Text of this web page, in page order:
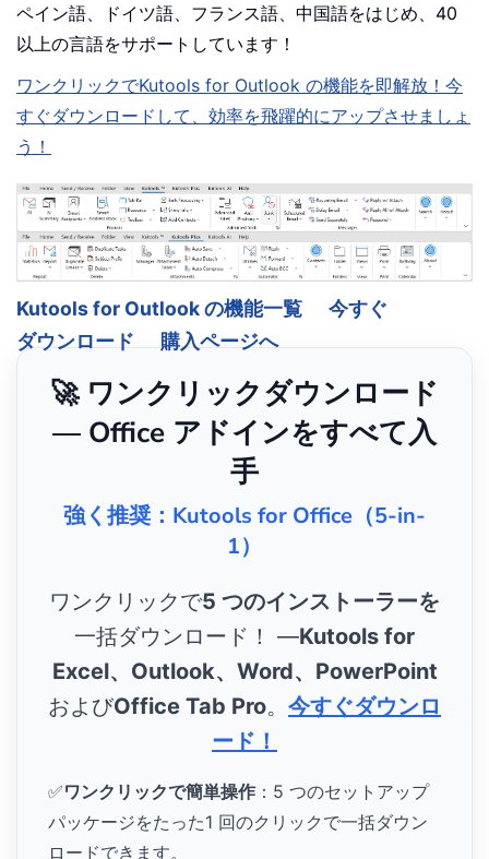
ペイン語、ドイツ語、フランス語、中国語をはじめ、40
以上の言語をサポートしています！
ワンクリックでKutools for Outlook の機能を即解放！今
すぐダウンロードして、効率を飛躍的にアップさせましょ
う！
Kutools for Outlook の機能一覧
今すぐ
ダウンロード
購入ページへ
🚀 ワンクリックダウンロード
— Office アドインをすべて入
手
強く推奨：Kutools for Office（5-in-
1）
ワンクリックで5 つのインストーラーを
一括ダウンロード！ ―Kutools for
Excel、Outlook、Word、PowerPoint
およびOffice Tab Pro。 今すぐダウンロ
ード！
✅ワンクリックで簡単操作 ：5 つのセットアップ
パッケージをたった1 回のクリックで一括ダウン
ロードできます。